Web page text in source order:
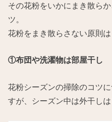
その花粉をいかにまき散ら
ツ。
花粉をまき散らさない原則は
①布団や洗濯物は部屋干し
花粉シーズンの掃除のコツ
すが、シーズン中は外干しは